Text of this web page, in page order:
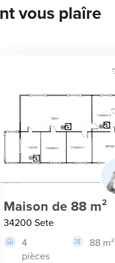
vous plaîre
Maison de 88 m²
34200 Sete
4
pièces
88 m²